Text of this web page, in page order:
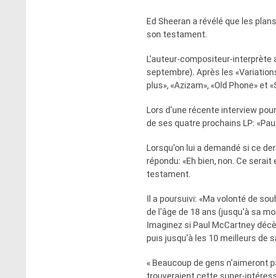
Ed Sheeran a révélé que les
son testament.
L'auteur-compositeur-interprète
septembre). Après les
plus», «Azizam», «Old Phone» et
Lors d'une récente interview
de ses quatre prochains LP:
Lorsqu'on lui a demandé si ce
répondu: «Eh bien, non. Ce
testament.
Il a poursuivi: «Ma volonté de
de l'âge de 18 ans (jusqu'à sa
Imaginez si Paul McCartney
puis jusqu'à les 10 meilleurs de
« Beaucoup de gens n'aimeront
trouveraient cette super-